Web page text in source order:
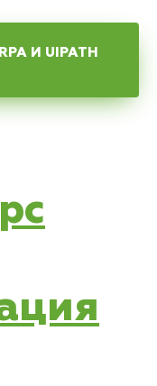
И UIPATH